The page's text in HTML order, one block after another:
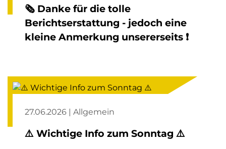
🗞️ Danke für die tolle
Berichtserstattung - jedoch eine
kleine Anmerkung unsererseits ❗️
27.06.2026 | Allgemein
⚠️ Wichtige Info zum Sonntag ⚠️